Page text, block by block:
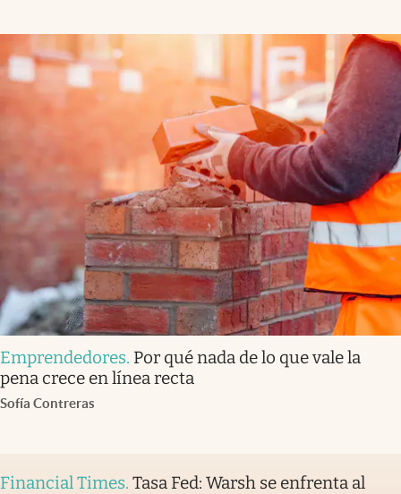
Emprendedores. Por qué nada de lo que vale la
pena crece en línea recta
Sofía Contreras
Financial Times. Tasa Fed: Warsh se enfrenta al